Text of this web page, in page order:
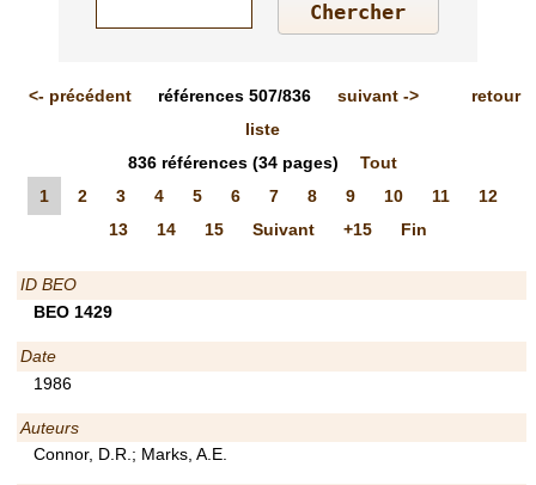
<- précédent références507/836 suivant->
retour
liste
836 références(34 pages)
Tout
1
2 3 4 5 6 7 8 9 10 11
12
13
14 15 Suivant +15 Fin
ID BEO
BEO 1429
Date
1986
Auteurs
Connor, D.R.; Marks, A.E.